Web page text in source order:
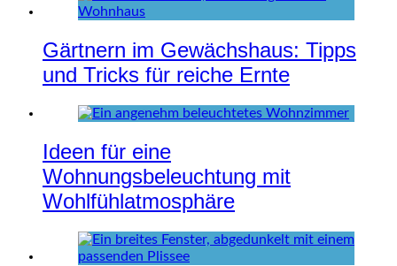
Gärtnern im Gewächshaus: Tipps
und Tricks für reiche Ernte
Ideen für eine
Wohnungsbeleuchtung mit
Wohlfühlatmosphäre